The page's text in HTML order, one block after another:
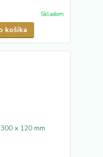
Skladom
košíka